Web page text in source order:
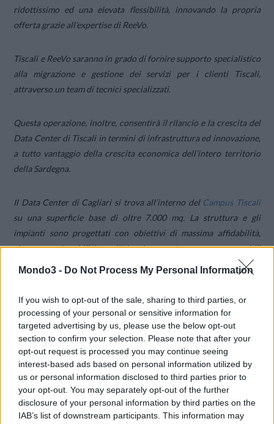
Mondo3 - Do Not Process My Personal Information
If you wish to opt-out of the sale, sharing to third parties, or
processing of your personal or sensitive information for
targeted advertising by us, please use the below opt-out
section to confirm your selection. Please note that after your
opt-out request is processed you may continue seeing
interest-based ads based on personal information utilized by
us or personal information disclosed to third parties prior to
your opt-out. You may separately opt-out of the further
disclosure of your personal information by third parties on the
IAB’s list of downstream participants. This information may
ridottissimo ed una elevata flessibilità, innovando la propria
offerta grazie all’expertisedi ReeVo.
Tiscali e ReeVo saranno in grado di fornire supporto specialistico
alla migrazione e gestione dei servizi per i clienti Tiscali,
attraverso un team di tecnici specializzati.
Questa operazione, inoltre, consentirà il rilancio e la crescita del
Data Center di Tiscali in termini di infrastruttura ed innovazione,
a tutto vantaggio della crescita economica dell’intero territorio
della Sardegna.
Il Data Center di Cagliari si trova all’interno del Campus Tiscali
su una superficie base di oltre 7.000 mq. La struttura e gli
impianti sono progettati con obiettivi di massima affidabilità,
sicurezza, adattabilità e agilità nel supporto e sono paragonabili
al massimo standard previsto dalla classificazione internazionale